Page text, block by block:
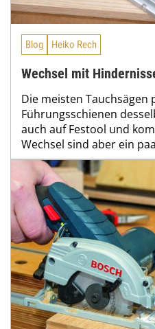
Blog Heiko Rech
Wechsel mit
Die meisten
Führungsschienen
auch auf Festool und
Wechsel sind aber ein